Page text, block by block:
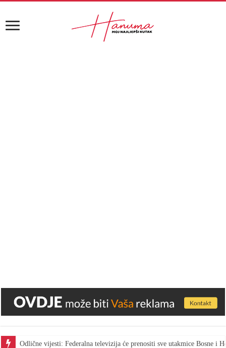
Odlične vijesti: Federalna televizija će prenositi sve utakmice Bosne i